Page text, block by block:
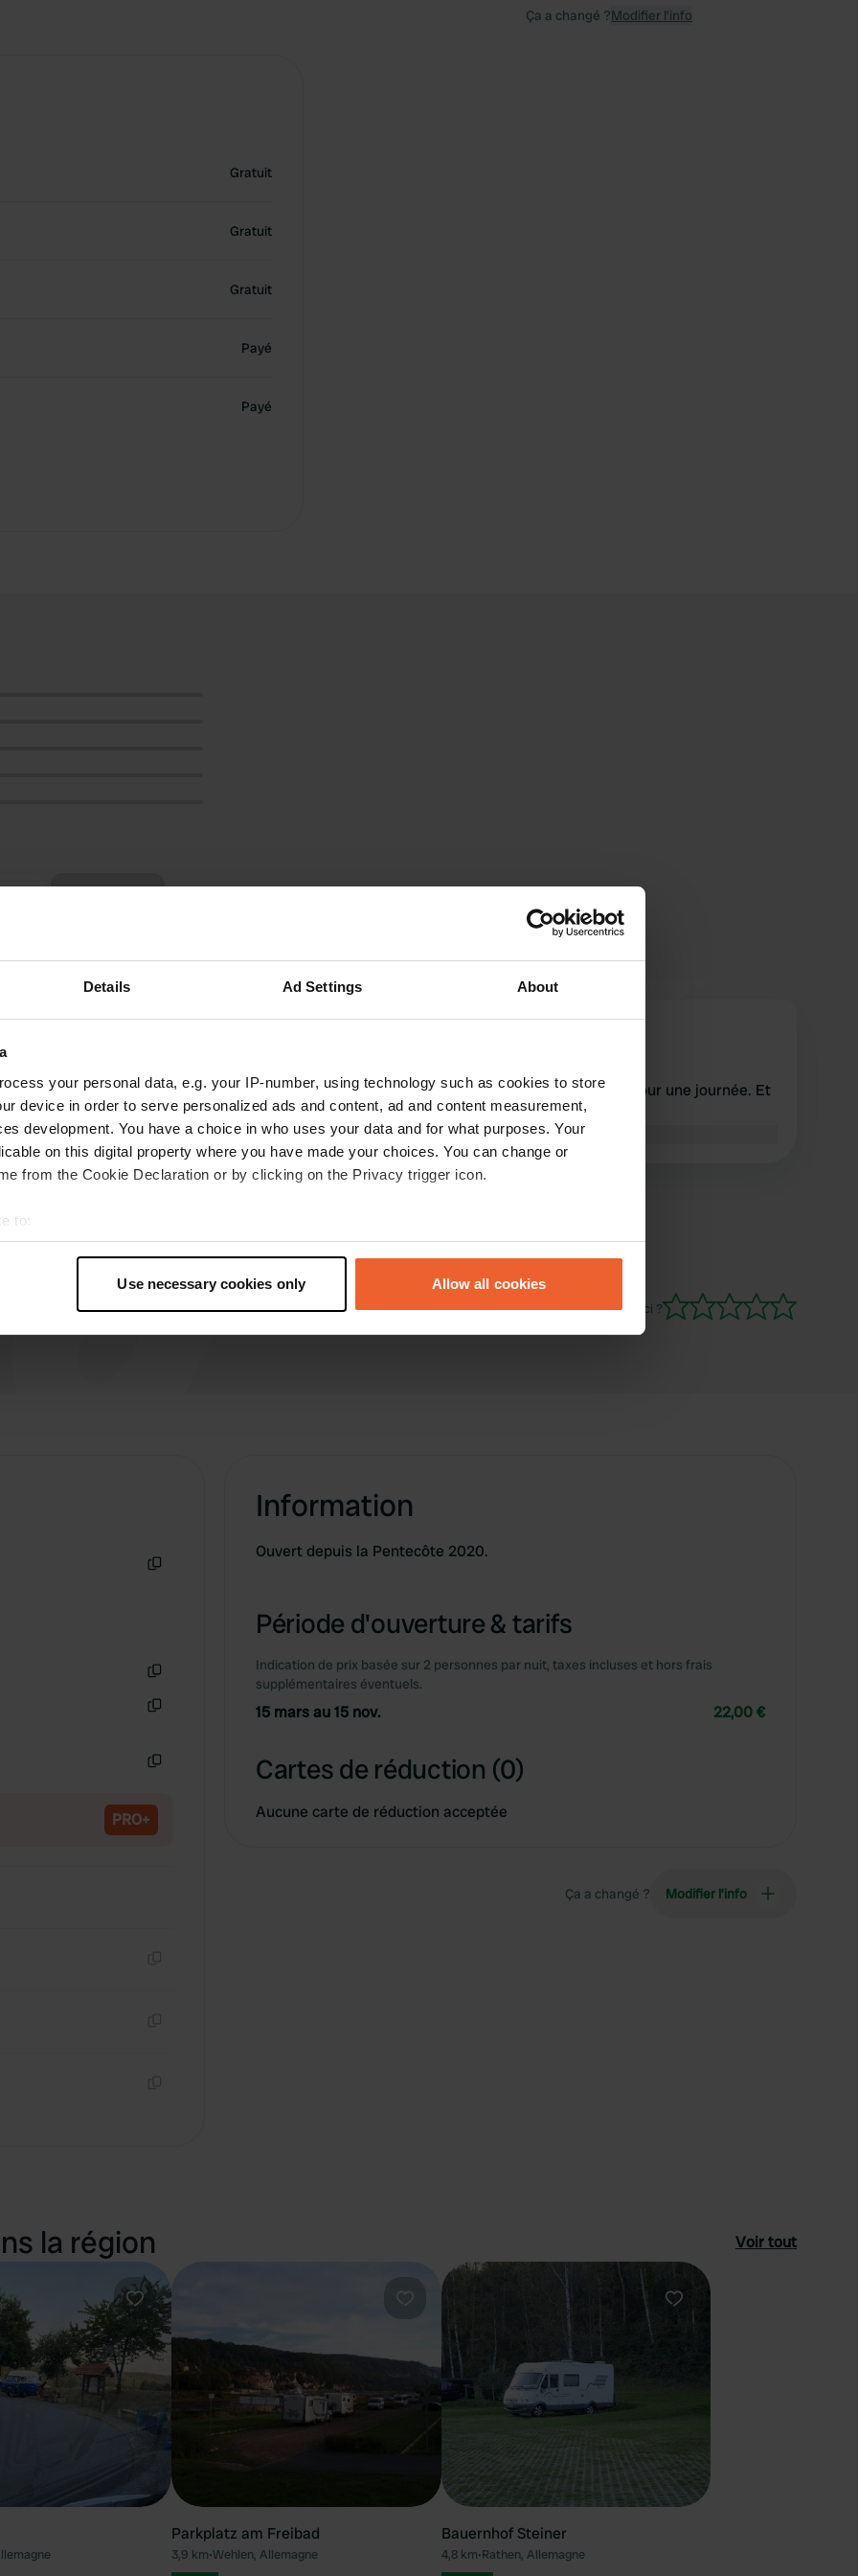
Details Ad Settings About
your personal data, e.g. your IP-number, using technology such as cookies to store
device in order to serve personalized ads and content, ad and content measurement,
development. You have a choice in who uses your data and for what purposes. Your
on this digital property where you have made your choices. You can change or
from the Cookie Declaration or by clicking on the Privacy trigger icon.
to:
geographical location which can be accurate to within several meters
personal data is processed and set your preferences in the
Use necessary cookies only Allow all cookies
Gratuit
Gratuit
Gratuit
Payé
Payé
Ça a changé ?Modifier l’info
avis
Les propriétaires ont-ils seulement envisagé de
se joindre aux clients ? Ils sont totalement
incompétents en tant qu'exploitants et
constituent une véritable honte ! À éviter
absolument ! Inacceptable !
Très cher, j'ai payé 40,50 € pour une journée. Et
très désagréables.
Traduit par GoogleAfficher l'original
Es-tu déjà venu ici ?
PRO+
Information
Ouvert depuis la Pentecôte 2020.
Période d'ouverture & tarifs
Indication de prix basée sur 2 personnes par nuit, taxes incluses et hors frais
supplémentaires éventuels.
15 mars au 15 nov. 22,00 €
Cartes de réduction (0)
Aucune carte de réduction acceptée
Ça a changé ? Modifier l’info
la région Voir tout
Préféré
Parkplatz am Freibad
3,9 km•Wehlen, Allemagne
Bauernhof Steiner
4,8 km•Rathen, Allemagne